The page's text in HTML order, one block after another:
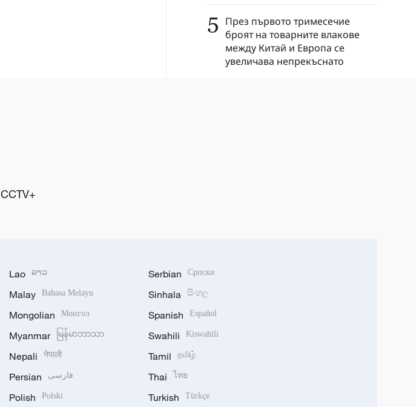
5 През първото тримесечие
броят на товарните влакове
между Китай и Европа се
увеличава непрекъснато
CCTV+
Lao ລາວ
Malay Bahasa Melayu
Mongolian Монгол
Myanmar မြန်မာဘာသာ
Nepali नेपाली
Persian فارسی
Polish Polski
Serbian Српски
Sinhala සිංහල
Spanish Español
Swahili Kiswahili
Tamil தமிழ்
Thai ไทย
Turkish Türkçe